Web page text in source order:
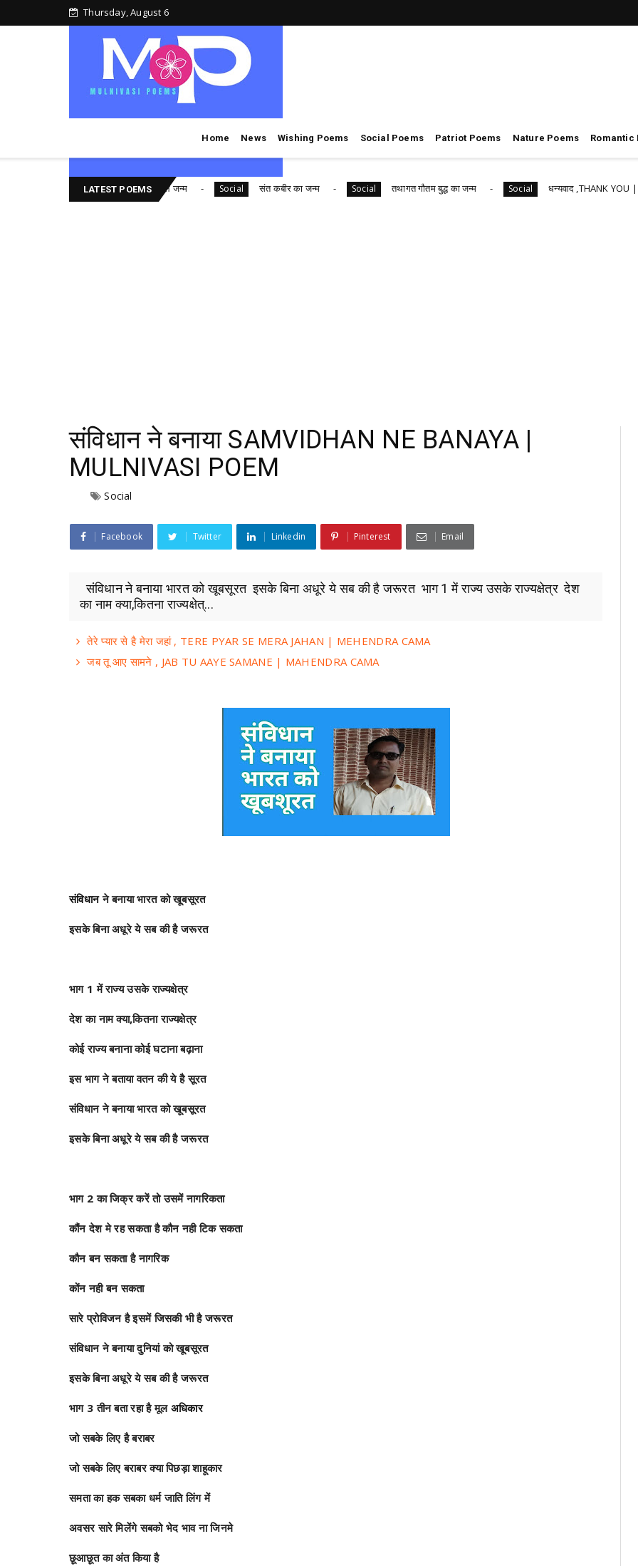
Thursday, August 6
Home News Wishing Poems Social Poems Patriot Poems Nature Poems Romantic
LATEST POEMS
महात्मा ज्योतिबा फुले , ज्योतिराव फुले जन्म Social संत कबीर का जन्म Social तथागत गौतम बुद्ध का जन्म Social धन्यवाद ,THANK YOU |
संविधान ने बनाया SAMVIDHAN NE BANAYA |
MULNIVASI POEM
Social
Facebook Twitter Linkedin Pinterest Email
संविधान ने बनाया भारत को खूबसूरत इसके बिना अधूरे ये सब की है जरूरत भाग 1 में राज्य उसके राज्यक्षेत्र देश
का नाम क्या,कितना राज्यक्षेत्...
तेरे प्यार से है मेरा जहां , TERE PYAR SE MERA JAHAN | MEHENDRA CAMA
जब तू आए सामने , JAB TU AAYE SAMANE | MAHENDRA CAMA
संविधानने बनाया भारत को खूबसूरत
इसके बिना अधूरे ये सब की है जरूरत
भाग 1 में राज्य उसके राज्यक्षेत्र
देश का नाम क्या,कितना राज्यक्षेत्र
कोई राज्य बनाना कोई घटाना बढ़ाना
इस भाग ने बताया वतन की ये है सूरत
संविधान ने बनाया भारत को खूबसूरत
इसके बिना अधूरे ये सब की है जरूरत
भाग 2 का जिक्र करें तो उसमें नागरिकता
कौंन देश मे रह सकता है कौन नही टिक सकता
कौन बन सकता है नागरिक
कोंन नही बन सकता
सारे प्रोविजन है इसमें जिसकी भी है जरूरत
संविधान ने बनाया दुनियां को खूबसूरत
इसके बिना अधूरे ये सब की है जरूरत
भाग 3 तीन बता रहा है मूल अधिकार
जो सबके लिए है बराबर
जो सबके लिए बराबर क्या पिछड़ा शाहूकार
समता का हक सबका धर्म जाति लिंग में
अवसर सारे मिलेंगे सबको भेद भाव ना जिनमे
छूआछूत का अंत किया है